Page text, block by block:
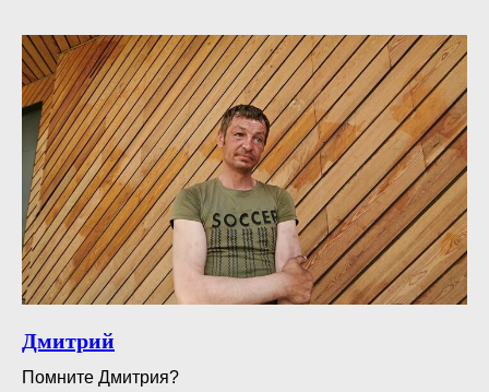
Дмитрий
Помните Дмитрия?⠀